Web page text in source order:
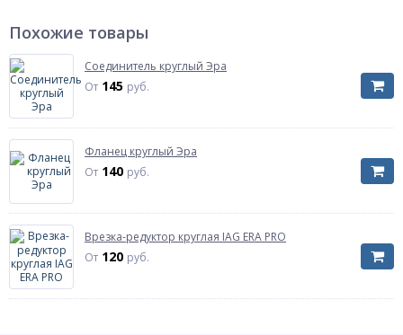
Исполнение
Похожие товары
Соединитель круглый Эра
От 145 руб.
Фланец круглый Эра
От 140 руб.
Врезка-редуктор круглая IAG ERA PRO
От 120 руб.